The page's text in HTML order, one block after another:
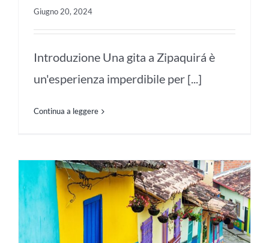
Giugno 20, 2024
Introduzione Una gita a Zipaquirá è
un'esperienza imperdibile per [...]
Continua a leggere